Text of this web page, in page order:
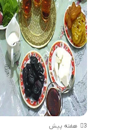
3 هفته پیش